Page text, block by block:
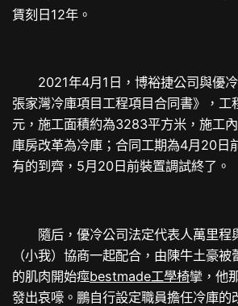
賃刻日12年。
2021年4月1日，博裕捷公司與優冷
張家灣冷庫項目工程項目合同書》，
元，施工面積約為3283平方米，施工
庫房改革為冷庫；合同工期為4月20日
有的到齊，5月20日前裝置調試終了。
隨后，優冷公司法定代表人萬里程
（小我）協商一起配合，由陳牛土豪
的肌肉開始痙bestmade工學椅攣，他
發出哀嚎。鵬自行設定職員擔任冷庫的